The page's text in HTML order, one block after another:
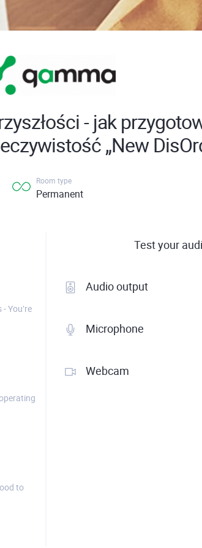
- jak
„New
Room type
Permanent
You’re
to
Test your
Audio output
Microphone
Webcam